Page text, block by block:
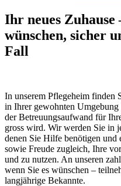
Ihr neues Zuhause
wünschen, sicher
Fall
In unserem Pflegeheim finden
in Ihrer gewohnten
der Betreuungsaufwand für
gross wird. Wir werden Sie in
denen Sie Hilfe benötigen und
sowie Freude zugleich, Ihre
und zu nutzen. An unseren
wenn Sie es wünschen –
langjährige Bekannte.